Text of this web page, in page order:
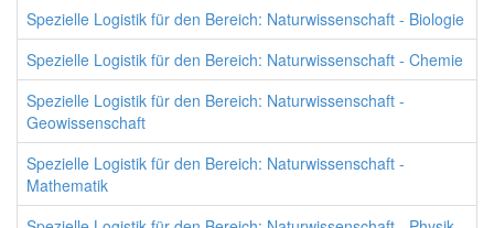
Spezielle Logistik für den Bereich: Naturwissenschaft - Biologie
Spezielle Logistik für den Bereich: Naturwissenschaft - Chemie
Spezielle Logistik für den Bereich: Naturwissenschaft -
Geowissenschaft
Spezielle Logistik für den Bereich: Naturwissenschaft -
Mathematik